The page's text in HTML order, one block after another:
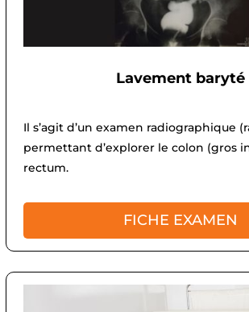
Lavement baryté
Il s’agit d’un examen radiographique
permettant d’explorer le colon (gros
rectum.
FICHE EXAMEN